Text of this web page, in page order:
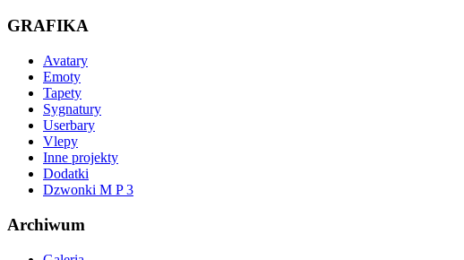
GRAFIKA
Avatary
Emoty
Tapety
Sygnatury
Userbary
Vlepy
Inne projekty
Dodatki
Dzwonki M P 3
Archiwum